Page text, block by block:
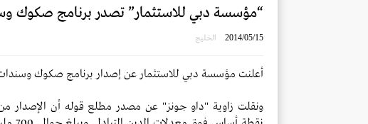
“مؤسسة دبي للاستثمار” تصدر برنامج صكوك
2014/05/15 الخليج
أعلنت مؤسسة دبي للاستثمار عن إصدار برنامج صكوك وسندات